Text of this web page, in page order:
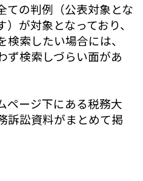
の判例（公表対象とな
が対象となっており、
索したい場合には、
ず検索しづらい面があ
ページ下にある税務大
訴訟資料がまとめて掲